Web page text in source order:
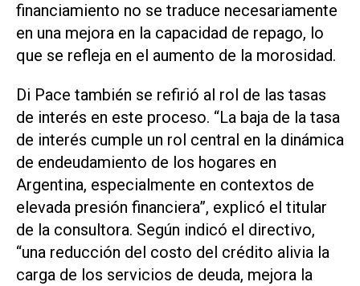
financiamiento no se traduce necesariamente
en una mejora en la capacidad de repago, lo
que se refleja en el aumento de la morosidad.
Di Pace también se refirió al rol de las tasas
de interés en este proceso. “La baja de la tasa
de interés cumple un rol central en la dinámica
de endeudamiento de los hogares en
Argentina, especialmente en contextos de
elevada presión financiera”, explicó el titular
de la consultora. Según indicó el directivo,
“una reducción del costo del crédito alivia la
carga de los servicios de deuda, mejora la